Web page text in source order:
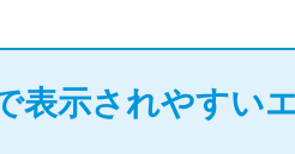
表示されやすい